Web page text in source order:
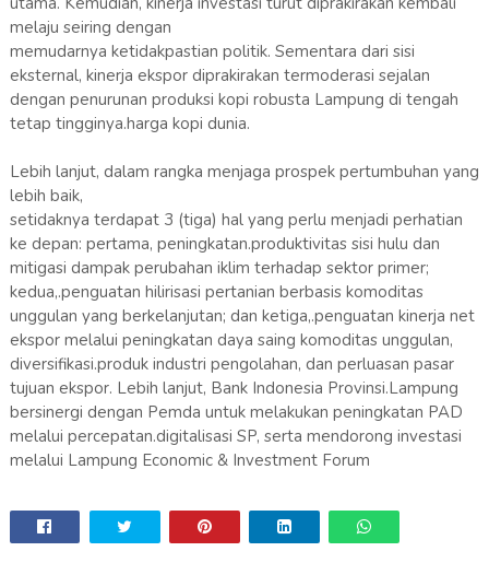
melaju seiring dengan
memudarnya ketidakpastian politik. Sementara dari sisi
eksternal, kinerja ekspor diprakirakan termoderasi sejalan
dengan penurunan produksi kopi robusta Lampung di tengah
tetap tingginya.harga kopi dunia.
Lebih lanjut, dalam rangka menjaga prospek pertumbuhan yang
lebih baik,
setidaknya terdapat 3 (tiga) hal yang perlu menjadi perhatian
ke depan: pertama, peningkatan.produktivitas sisi hulu dan
mitigasi dampak perubahan iklim terhadap sektor primer;
kedua,.penguatan hilirisasi pertanian berbasis komoditas
unggulan yang berkelanjutan; dan ketiga,.penguatan kinerja net
ekspor melalui peningkatan daya saing komoditas unggulan,
diversifikasi.produk industri pengolahan, dan perluasan pasar
tujuan ekspor. Lebih lanjut, Bank Indonesia Provinsi.Lampung
bersinergi dengan Pemda untuk melakukan peningkatan PAD
melalui percepatan.digitalisasi SP, serta mendorong investasi
melalui Lampung Economic & Investment Forum